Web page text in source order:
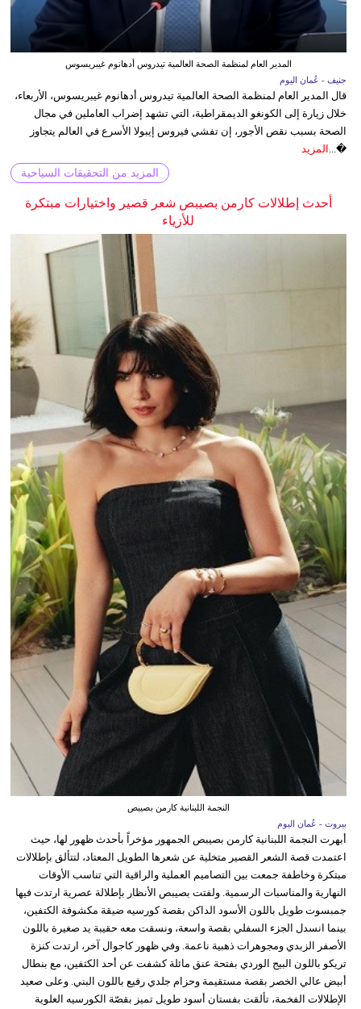
المدير العام لمنظمة الصحة العالمية تيدروس أدهانوم غيبريسوس
جنيف - عُمان اليوم
قال المدير العام لمنظمة الصحة العالمية تيدروس أدهانوم غيبريسوس، الأربعاء،
خلال زيارة إلى الكونغو الديمقراطية، التي تشهد إضراب العاملين في مجال
الصحة بسبب نقص الأجور، إن تفشي فيروس إيبولا الأسرع في العالم يتجاوز
�...
المزيد
المزيد من التحقيقات السياحية
أحدث إطلالات كارمن بصيبص شعر قصير واختيارات مبتكرة
للأزياء
النجمة اللبنانية كارمن بصيبص
بيروت - عُمان اليوم
أبهرت النجمة اللبنانية كارمن بصيبص الجمهور مؤخراً بأحدث ظهور لها، حيث
اعتمدت قصة الشعر القصير متخلية عن شعرها الطويل المعتاد، لتتألق بإطلالات
مبتكرة وخاطفة جمعت بين التصاميم العملية والراقية التي تناسب الأوقات
النهارية والمناسبات الرسمية. ولفتت بصيبص الأنظار بإطلالة عصرية ارتدت فيها
جمبسوت طويل باللون الأسود الداكن بقصة كورسيه ضيقة مكشوفة الكتفين،
بينما انسدل الجزء السفلي بقصة واسعة، ونسقت معه حقيبة يد صغيرة باللون
الأصفر الزبدي ومجوهرات ذهبية ناعمة. وفي ظهور كاجوال آخر، ارتدت كنزة
تريكو باللون البيج الوردي بفتحة عنق مائلة كشفت عن أحد الكتفين، مع بنطال
أبيض عالي الخصر بقصة مستقيمة وحزام جلدي رفيع باللون البني. وعلى صعيد
الإطلالات الفخمة، تألقت بفستان أسود طويل تميز بقصّة الكورسيه العلوية